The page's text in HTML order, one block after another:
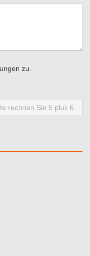
zu.
rechnen Sie 5 plus 6.